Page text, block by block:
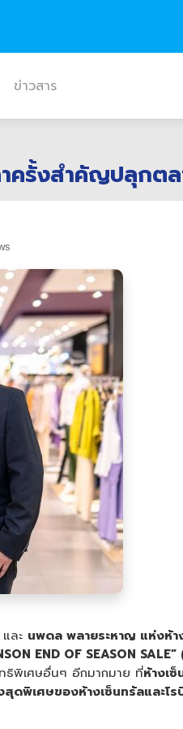
ข่าวสาร
าครั้งสำคัญปลุกต
และ นพดล พลายระหาญ แห่งห้า
END OF SEASON
ธิพิเศษอื่นๆ อีกมากมาย ที่ห้างเ
ดพิเศษของห้างเซ็นทรัลและโร